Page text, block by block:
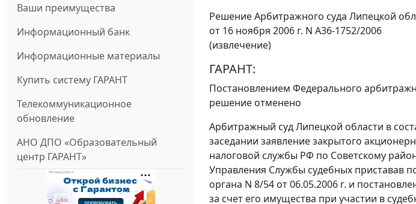
Ваши преимущества
Информационный банк
Информационные материалы
Купить систему ГАРАНТ
Телекоммуникационное
обновление
АНО ДПО «Образовательный
центр ГАРАНТ»
Решение Арбитражного суда Липецкой
от 16 ноября 2006 г. N А36-1752/2006
(извлечение)
ГАРАНТ:
Постановлением Федерального
решение отменено
Арбитражный суд Липецкой области в
заседании заявление закрытого
налоговой службы РФ по Советскому
Управления Службы судебных приставав
органа N 8/54 от 06.05.2006 г. и
за счет его имущества при участии в